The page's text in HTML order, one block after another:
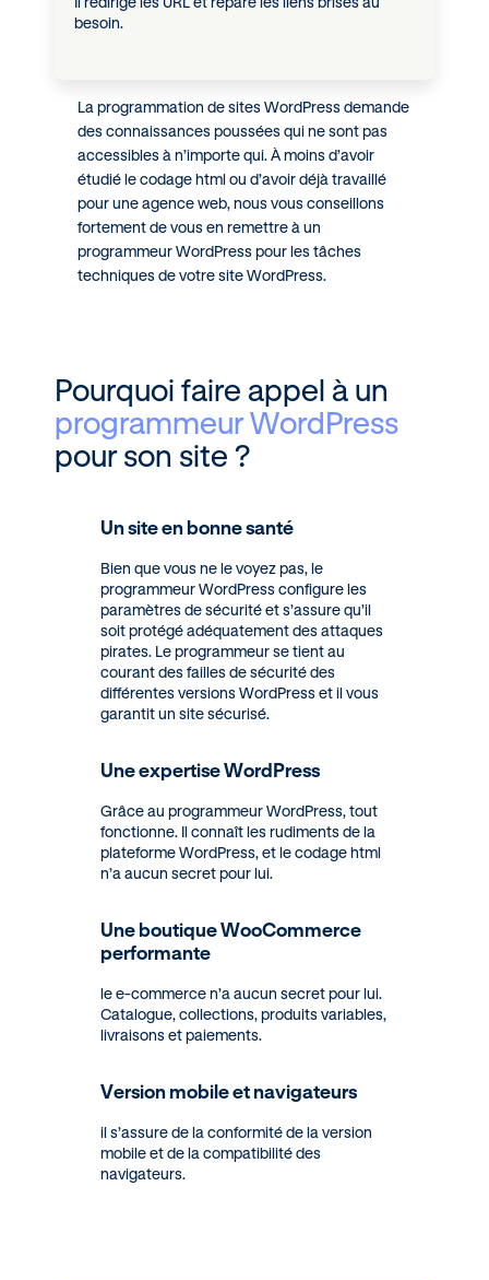
besoin.
La programmation de sites WordPress demande
des connaissances poussées qui ne sont pas
accessibles à n’importe qui. À moins d’avoir
étudié le codage html ou d’avoir déjà travaillé
pour une agence web, nous vous conseillons
fortement de vous en remettre à un
programmeur WordPress pour les tâches
techniques de votre site WordPress.
Pourquoi faire appel à un
programmeur WordPress
pour son site ?
Un site en bonne santé
Bien que vous ne le voyez pas, le
programmeur WordPress configure les
paramètres de sécurité et s’assure qu’il
soit protégé adéquatement des attaques
pirates. Le programmeur se tient au
courant des failles de sécurité des
différentes versions WordPress et il vous
garantit un site sécurisé.
Une expertise WordPress
Grâce au programmeur WordPress, tout
fonctionne. Il connaît les rudiments de la
plateforme WordPress, et le codage html
n’a aucun secret pour lui.
Une boutique WooCommerce
performante
le e-commerce n’a aucun secret pour lui.
Catalogue, collections, produits variables,
livraisons et paiements.
Version mobile et navigateurs
il s’assure de la conformité de la version
mobile et de la compatibilité des
navigateurs.